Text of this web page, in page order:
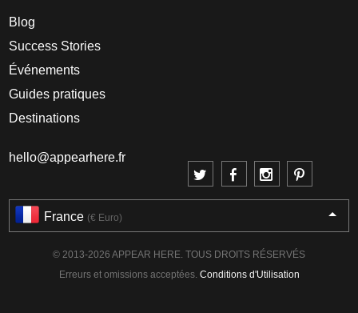
Blog
Success Stories
Événements
Guides pratiques
Destinations
hello@appearhere.fr
France (€ Euro)
© 2013-2026 APPEAR HERE. TOUS DROITS RÉSERVÉS
Erreurs et omissions acceptées. Conditions d'Utilisation